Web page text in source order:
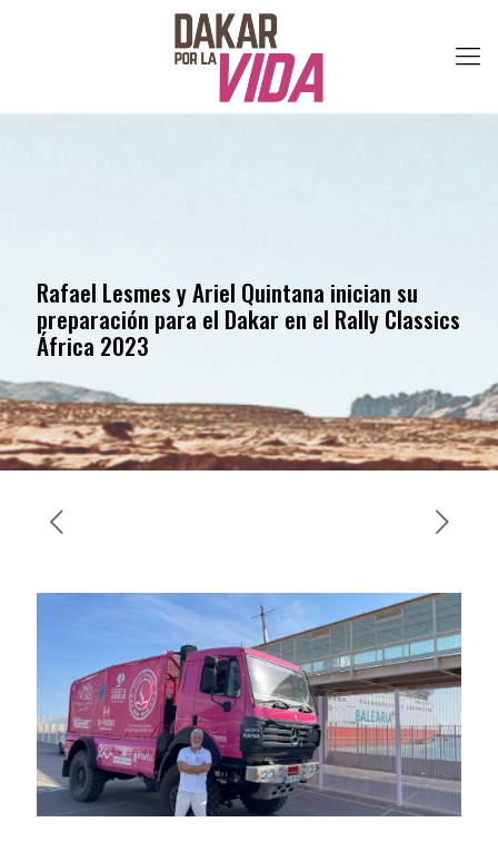
Rafael Lesmes y Ariel Quintana inician su
preparación para el Dakar en el Rally Classics
África 2023